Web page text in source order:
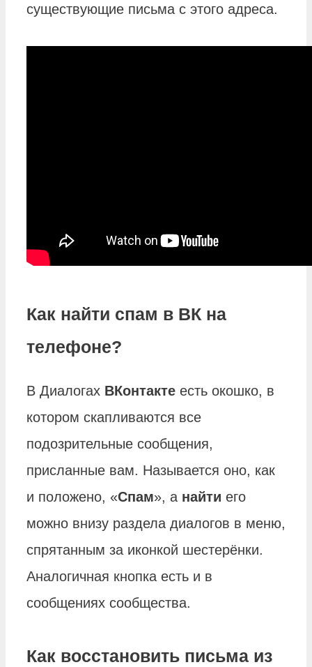
существующие письма с этого адреса.
Как найти спам в ВК на
телефоне?
В Диалогах ВКонтакте есть окошко, в
котором скапливаются все
подозрительные сообщения,
присланные вам. Называется оно, как
и положено, «Спам», а найти его
можно внизу раздела диалогов в меню,
спрятанным за иконкой шестерёнки.
Аналогичная кнопка есть и в
сообщениях сообщества.
Как восстановить письма из